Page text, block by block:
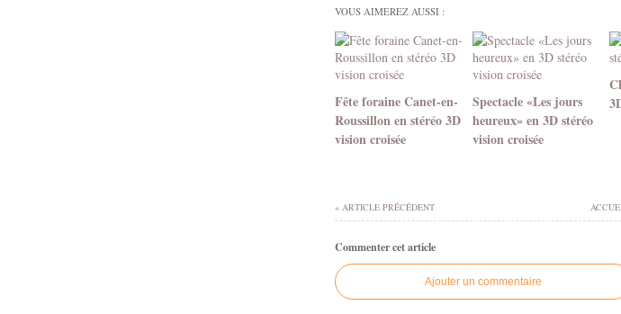
VOUS AIMEREZ AUSSI :
Fête foraine Canet-en-
Roussillon en stéréo 3D
vision croisée
Spectacle «Les jours
heureux» en 3D stéréo
vision croisée
« ARTICLE PRÉCÉDENT
Commenter cet article
Ajouter un commentaire